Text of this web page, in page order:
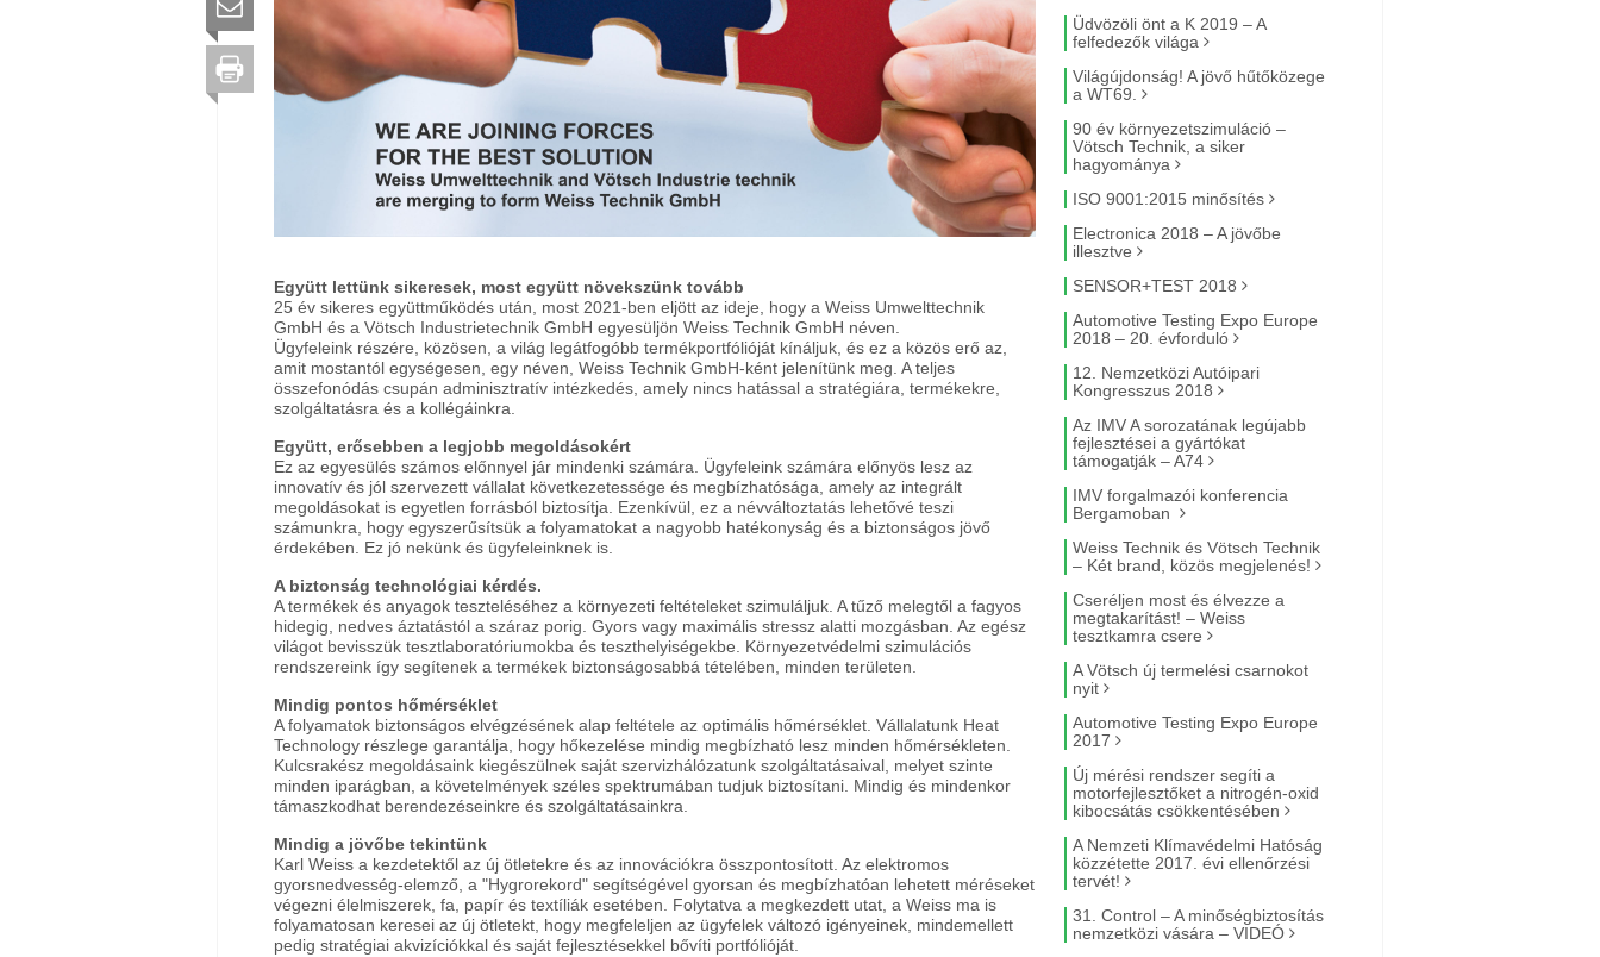
Együtt lettünk sikeresek, most együtt növekszünk tovább
25 év sikeres együttműködés után, most 2021-ben eljött az ideje, hogy a Weiss Umwelttechnik
GmbH és a Vötsch Industrietechnik GmbH egyesüljön Weiss Technik GmbH néven.
Ügyfeleink részére, közösen, a világ legátfogóbb termékportfólióját kínáljuk, és ez a közös erő az,
amit mostantól egységesen, egy néven, Weiss Technik GmbH-ként jelenítünk meg. A teljes
összefonódás csupán adminisztratív intézkedés, amely nincs hatással a stratégiára, termékekre,
szolgáltatásra és a kollégáinkra.
Együtt, erősebben a legjobb megoldásokért
Ez az egyesülés számos előnnyel jár mindenki számára. Ügyfeleink számára előnyös lesz az
innovatív és jól szervezett vállalat következetessége és megbízhatósága, amely az integrált
megoldásokat is egyetlen forrásból biztosítja. Ezenkívül, ez a névváltoztatás lehetővé teszi
számunkra, hogy egyszerűsítsük a folyamatokat a nagyobb hatékonyság és a biztonságos jövő
érdekében. Ez jó nekünk és ügyfeleinknek is.
A biztonság technológiai kérdés.
A termékek és anyagok teszteléséhez a környezeti feltételeket szimuláljuk. A tűző melegtől a fagyos
hidegig, nedves áztatástól a száraz porig. Gyors vagy maximális stressz alatti mozgásban. Az egész
világot bevisszük tesztlaboratóriumokba és teszthelyiségekbe. Környezetvédelmi szimulációs
rendszereink így segítenek a termékek biztonságosabbá tételében, minden területen.
Mindig pontos hőmérséklet
A folyamatok biztonságos elvégzésének alap feltétele az optimális hőmérséklet. Vállalatunk Heat
Technology részlege garantálja, hogy hőkezelése mindig megbízható lesz minden hőmérsékleten.
Kulcsrakész megoldásaink kiegészülnek saját szervizhálózatunk szolgáltatásaival, melyet szinte
minden iparágban, a követelmények széles spektrumában tudjuk biztosítani. Mindig és mindenkor
támaszkodhat berendezéseinkre és szolgáltatásainkra.
Mindig a jövőbe tekintünk
Karl Weiss a kezdetektől az új ötletekre és az innovációkra összpontosított. Az elektromos
gyorsnedvesség-elemző, a "Hygrorekord" segítségével gyorsan és megbízhatóan lehetett méréseket
végezni élelmiszerek, fa, papír és textíliák esetében. Folytatva a megkezdett utat, a Weiss ma is
folyamatosan keresei az új ötletekt, hogy megfeleljen az ügyfelek változó igényeinek, mindemellett
pedig stratégiai akvizíciókkal és saját fejlesztésekkel bővíti portfólióját.
Üdvözöli önt a K 2019 – A
felfedezők világa
Világújdonság! A jövő hűtőközege
a WT69.
90 év környezetszimuláció –
Vötsch Technik, a siker
hagyománya
ISO 9001:2015 minősítés
Electronica 2018 – A jövőbe
illesztve
SENSOR+TEST 2018
Automotive Testing Expo Europe
2018 – 20. évforduló
12. Nemzetközi Autóipari
Kongresszus 2018
Az IMV A sorozatának legújabb
fejlesztései a gyártókat
támogatják – A74
IMV forgalmazói konferencia
Bergamoban
Weiss Technik és Vötsch Technik
– Két brand, közös megjelenés!
Cseréljen most és élvezze a
megtakarítást! – Weiss
tesztkamra csere
A Vötsch új termelési csarnokot
nyit
Automotive Testing Expo Europe
2017
Új mérési rendszer segíti a
motorfejlesztőket a nitrogén-oxid
kibocsátás csökkentésében
A Nemzeti Klímavédelmi Hatóság
közzétette 2017. évi ellenőrzési
tervét!
31. Control – A minőségbiztosítás
nemzetközi vására – VIDEÓ